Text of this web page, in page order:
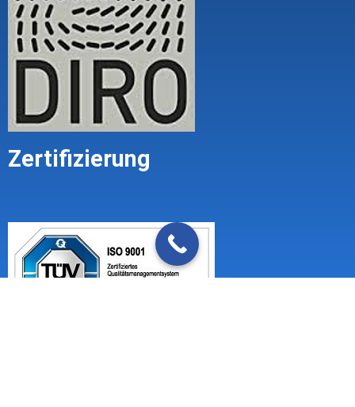
Zertifizierung